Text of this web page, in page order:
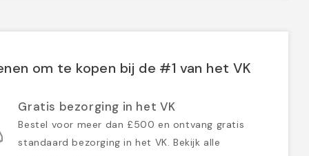
om te kopen bij de #1 van het VK
Gratis bezorging in het VK
Bestel voor meer dan £500 en ontvang gratis
standaard bezorging in het VK. Bekijk alle